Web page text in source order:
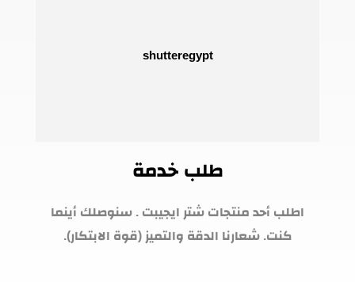
طلب خدمة
اطلب أحد منتجات شتر ايجيبت . سنوصلك أينما
كنت. شعارنا الدقة والتميز (قوة الابتكار).